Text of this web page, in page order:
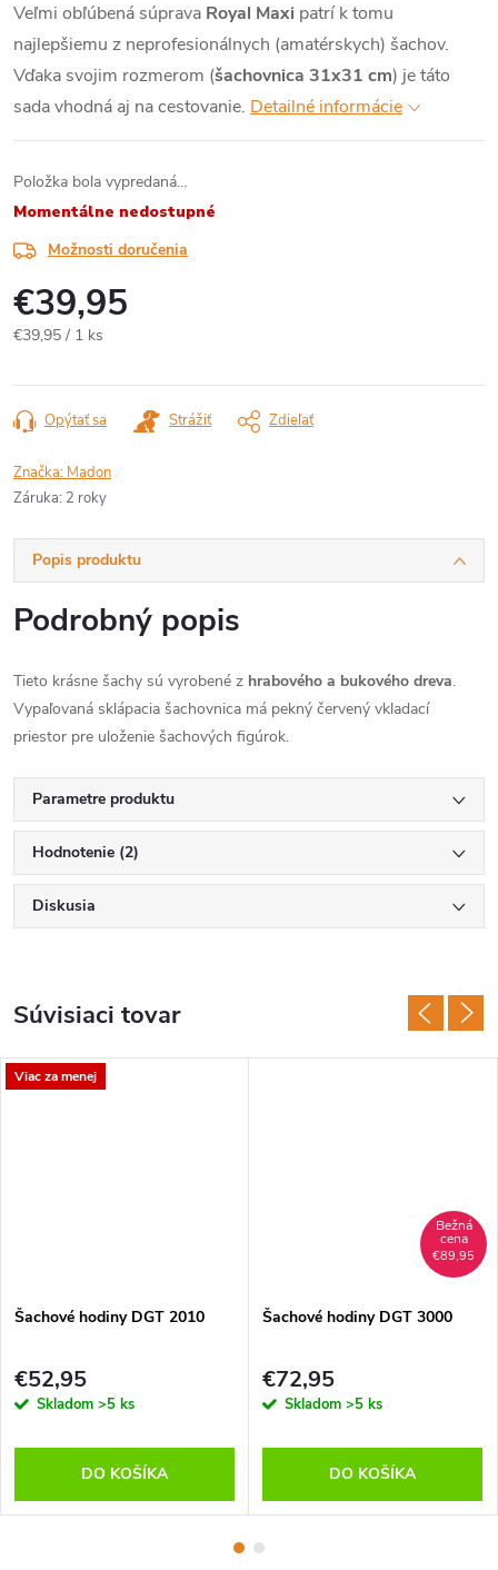
Veľmi obľúbená súprava Royal Maxi patrí k tomu
najlepšiemu z neprofesionálnych (amatérskych) šachov.
Vďaka svojim rozmerom (šachovnica 31x31 cm) je táto
sada vhodná aj na cestovanie. Detailné informácie
Položka bola vypredaná…
Momentálne nedostupné
Možnosti doručenia
€39,95
Jednotková
€39,95 / 1 ks
Opýtať sa Strážiť Zdieľať
Značka: Madon
Záruka: 2 roky
Popis produktu
Podrobný popis
Tieto krásne šachy sú vyrobené z hrabového a bukového dreva.
Vypaľovaná sklápacia šachovnica má pekný červený vkladací
priestor pre uloženie šachových figúrok.
Parametre produktu
Hodnotenie (2)
Diskusia
Súvisiaci tovar
Viac za menej
Šachové hodiny DGT 2010
€52,95
Skladom >5 ks
DO KOŠÍKA
€89,95
Šachové hodiny DGT 3000
€72,95
Skladom >5 ks
DO KOŠÍKA